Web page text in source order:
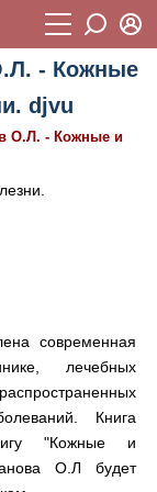
- Кожные
djvu
О.Л. - Кожные и
современная
лечебных
Книга
"Кожные и
О.Л будет